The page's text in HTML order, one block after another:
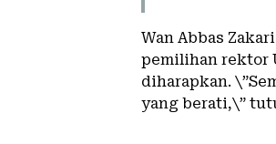
Wan Abbas
pemilihan rektor
diharapkan.
yang berati,\”